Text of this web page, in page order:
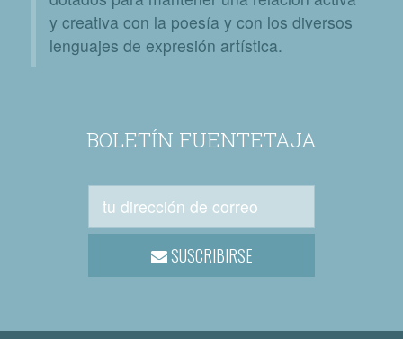
y creativa con la poesía y con los diversos
lenguajes de expresión artística.
BOLETÍN FUENTETAJA
SUSCRIBIRSE